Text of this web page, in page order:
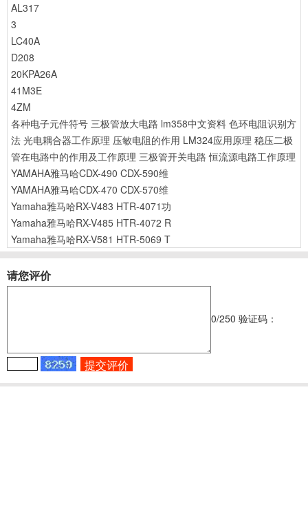
AL317
3
LC40A
D208
20KPA26A
41M3E
4ZM
各种电子元件符号 三极管放大电路 lm358中文资料 色环电阻识别方
法 光电耦合器工作原理 压敏电阻的作用 LM324应用原理 稳压二极
管在电路中的作用及工作原理 三极管开关电路 恒流源电路工作原理
YAMAHA雅马哈CDX-490 CDX-590维
YAMAHA雅马哈CDX-470 CDX-570维
Yamaha雅马哈RX-V483 HTR-4071功
Yamaha雅马哈RX-V485 HTR-4072 R
Yamaha雅马哈RX-V581 HTR-5069 T
请您评价
0/250 验证码：